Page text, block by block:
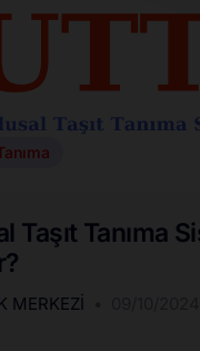
Taşıt Tanıma
MERKEZI